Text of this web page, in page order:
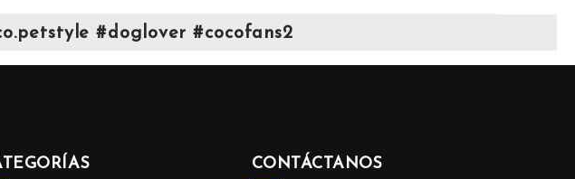
#doglover #cocofans2
CONTÁCTANOS